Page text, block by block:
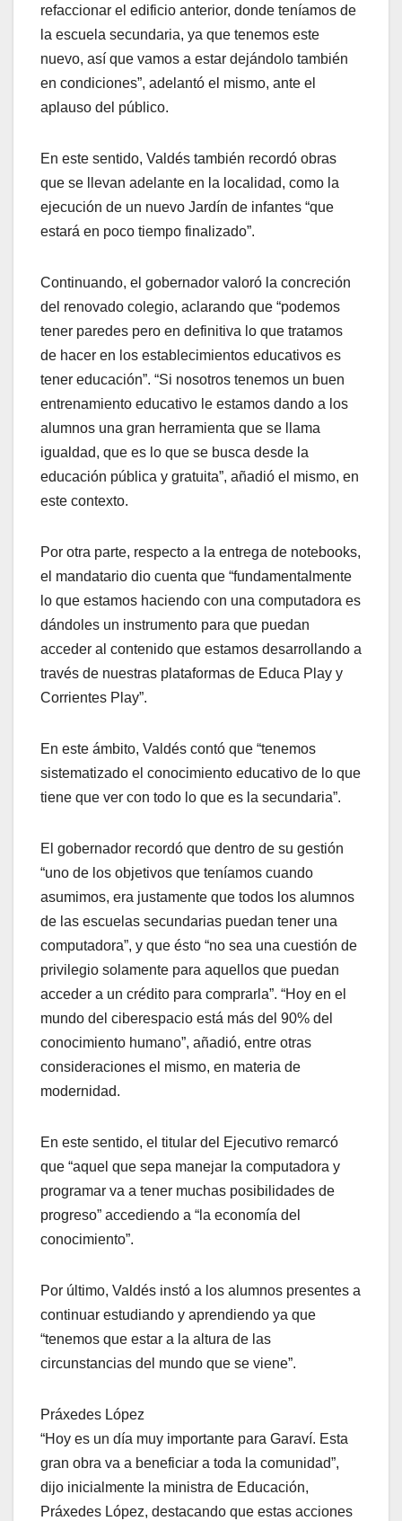
refaccionar el edificio anterior, donde teníamos de
la escuela secundaria, ya que tenemos este
nuevo, así que vamos a estar dejándolo también
en condiciones”, adelantó el mismo, ante el
aplauso del público.
En este sentido, Valdés también recordó obras
que se llevan adelante en la localidad, como la
ejecución de un nuevo Jardín de infantes “que
estará en poco tiempo finalizado”.
Continuando, el gobernador valoró la concreción
del renovado colegio, aclarando que “podemos
tener paredes pero en definitiva lo que tratamos
de hacer en los establecimientos educativos es
tener educación”. “Si nosotros tenemos un buen
entrenamiento educativo le estamos dando a los
alumnos una gran herramienta que se llama
igualdad, que es lo que se busca desde la
educación pública y gratuita”, añadió el mismo, en
este contexto.
Por otra parte, respecto a la entrega de notebooks,
el mandatario dio cuenta que “fundamentalmente
lo que estamos haciendo con una computadora es
dándoles un instrumento para que puedan
acceder al contenido que estamos desarrollando a
través de nuestras plataformas de Educa Play y
Corrientes Play”.
En este ámbito, Valdés contó que “tenemos
sistematizado el conocimiento educativo de lo que
tiene que ver con todo lo que es la secundaria”.
El gobernador recordó que dentro de su gestión
“uno de los objetivos que teníamos cuando
asumimos, era justamente que todos los alumnos
de las escuelas secundarias puedan tener una
computadora”, y que ésto “no sea una cuestión de
privilegio solamente para aquellos que puedan
acceder a un crédito para comprarla”. “Hoy en el
mundo del ciberespacio está más del 90% del
conocimiento humano”, añadió, entre otras
consideraciones el mismo, en materia de
modernidad.
En este sentido, el titular del Ejecutivo remarcó
que “aquel que sepa manejar la computadora y
programar va a tener muchas posibilidades de
progreso” accediendo a “la economía del
conocimiento”.
Por último, Valdés instó a los alumnos presentes a
continuar estudiando y aprendiendo ya que
“tenemos que estar a la altura de las
circunstancias del mundo que se viene”.
Práxedes López
“Hoy es un día muy importante para Garaví. Esta
gran obra va a beneficiar a toda la comunidad”,
dijo inicialmente la ministra de Educación,
Práxedes López, destacando que estas acciones